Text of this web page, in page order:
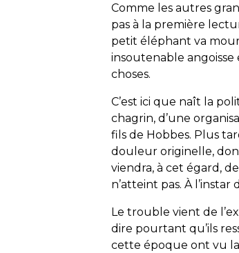
Comme les autres
pas à la première
petit éléphant va
insoutenable angoisse
choses.
C’est ici que naît la
chagrin, d’une
fils de Hobbes. Plus
douleur originelle,
viendra, à cet égard,
n’atteint pas. À
Le trouble vient de
dire pourtant qu’ils
cette époque ont vu